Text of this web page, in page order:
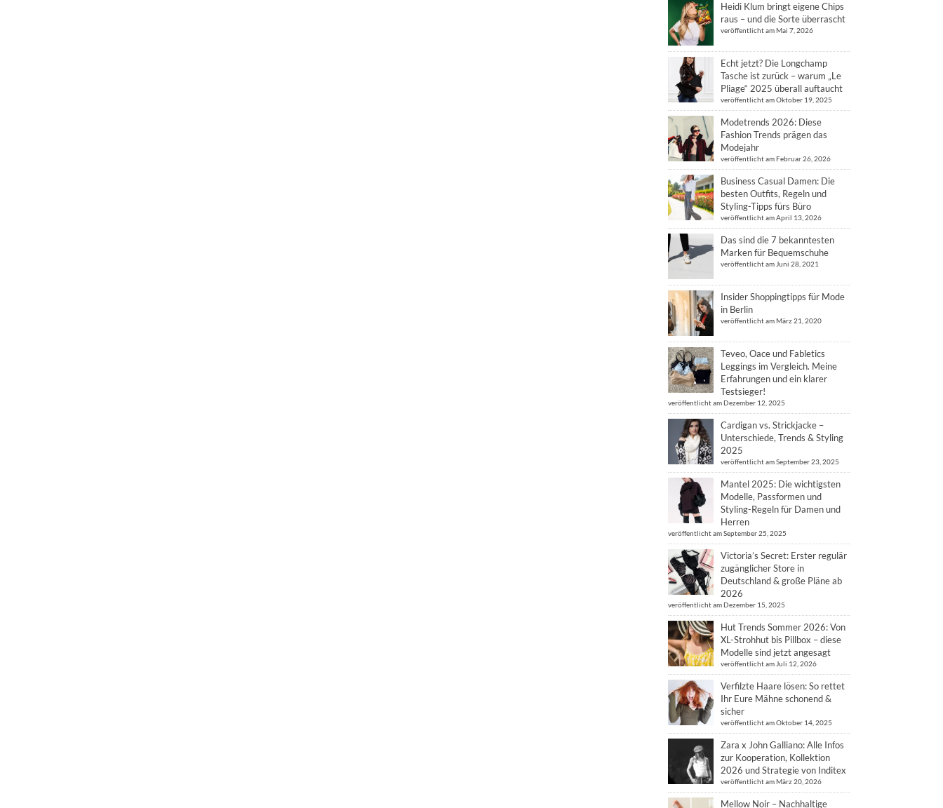
Heidi Klum bringt eigene Chips
raus – und die Sorte überrascht
veröffentlicht am Mai 7, 2026
Echt jetzt? Die Longchamp
Tasche ist zurück – warum „Le
Pliage“ 2025 überall auftaucht
veröffentlicht am Oktober 19, 2025
Modetrends 2026: Diese
Fashion Trends prägen das
Modejahr
veröffentlicht am Februar 26, 2026
Business Casual Damen: Die
besten Outfits, Regeln und
Styling-Tipps fürs Büro
veröffentlicht am April 13, 2026
Das sind die 7 bekanntesten
Marken für Bequemschuhe
veröffentlicht am Juni 28, 2021
Insider Shoppingtipps für Mode
in Berlin
veröffentlicht am März 21, 2020
Teveo, Oace und Fabletics
Leggings im Vergleich. Meine
Erfahrungen und ein klarer
Testsieger!
veröffentlicht am Dezember 12, 2025
Cardigan vs. Strickjacke –
Unterschiede, Trends & Styling
2025
veröffentlicht am September 23, 2025
Mantel 2025: Die wichtigsten
Modelle, Passformen und
Styling-Regeln für Damen und
Herren
veröffentlicht am September 25, 2025
Victoria’s Secret: Erster regulär
zugänglicher Store in
Deutschland & große Pläne ab
2026
veröffentlicht am Dezember 15, 2025
Hut Trends Sommer 2026: Von
XL-Strohhut bis Pillbox – diese
Modelle sind jetzt angesagt
veröffentlicht am Juli 12, 2026
Verfilzte Haare lösen: So rettet
Ihr Eure Mähne schonend &
sicher
veröffentlicht am Oktober 14, 2025
Zara x John Galliano: Alle Infos
zur Kooperation, Kollektion
2026 und Strategie von Inditex
veröffentlicht am März 20, 2026
Mellow Noir – Nachhaltige